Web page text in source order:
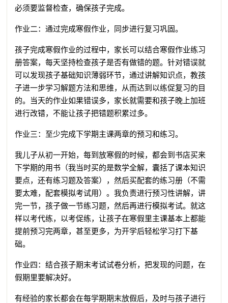
必须要监督检查，确保孩子完成。
作业二：通过完成寒假作业，同步进行复习巩固。
孩子完成寒假作业的过程中，家长可以结合寒假作业练习
册答案，每天坚持检查孩子是否有做错的题。针对错误就
可以发现孩子基础知识薄弱环节，通过讲解知识点，教孩
子进一步学习解题方法和思维，从而达到以练促复习的目
的。当天的作业如果错误多，家长就需要和孩子晚上加班
进行改错，不能让孩子把错题积累过多。
作业三：至少完成下学期主课两章的预习和练习。
我儿子从初一开始，每到放寒假的时候，都会到书店买来
下学期的用书（我当时买的是数学全解，囊括了课本知识
要点，还有练习题及答案），然后买配套的练习册（不需
要太难，配套模拟考试用）。我负责进行预习性讲解，讲
完一节，孩子做一节练习题，然后再进行模拟考试。就这
样以考代练，以考促练，让孩子在寒假里主课基本上都能
提前预习完两章，甚至更多，为开学后轻松学习打下基
础。
作业四：结合孩子期末考试试卷分析，把发现的问题，在
假期里要解决好。
有经验的家长都会在每学期期末放假后，及时与孩子进行